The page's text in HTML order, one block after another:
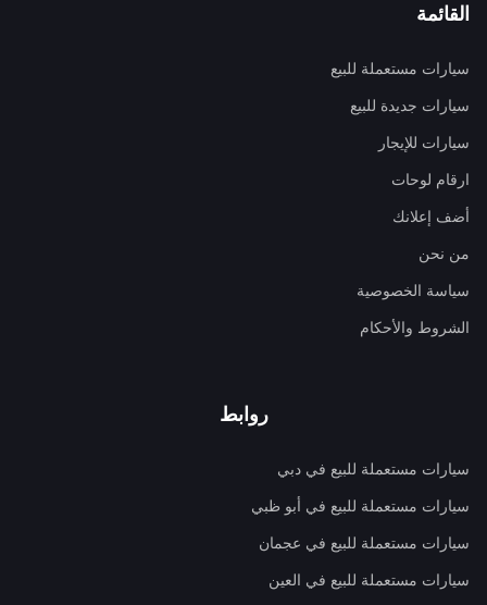
القائمة
سيارات مستعملة للبيع
سيارات جديدة للبيع
سيارات للإيجار
ارقام لوحات
أضف إعلانك
من نحن
سياسة الخصوصية
الشروط والأحكام
روابط
سيارات مستعملة للبيع في دبي
سيارات مستعملة للبيع في أبو ظبي
سيارات مستعملة للبيع في عجمان
سيارات مستعملة للبيع في العين